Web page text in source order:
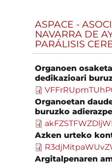
ASPACE -
NAVARRA DE
PARÁLISIS
Organoen
dedikazioari
Organoetan
buruzko
Azken urteko
Argitalpenaren